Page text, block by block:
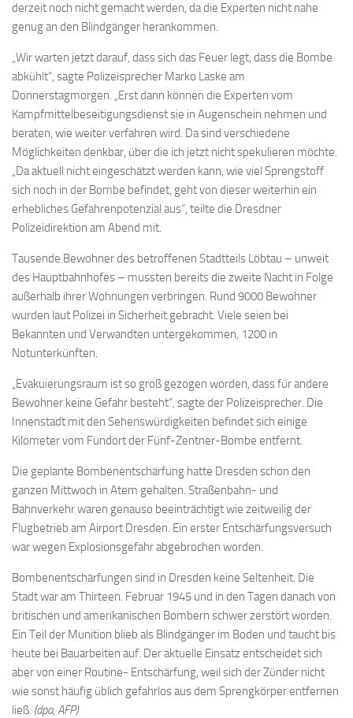
derzeit noch nicht gemacht werden, da die Experten nicht nahe
genug an den Blindgänger herankommen.
„Wir warten jetzt darauf, dass sich das Feuer legt, dass die Bombe
abkühlt“, sagte Polizeisprecher Marko Laske am
Donnerstagmorgen. „Erst dann können die Experten vom
Kampfmittelbeseitigungsdienst sie in Augenschein nehmen und
beraten, wie weiter verfahren wird. Da sind verschiedene
Möglichkeiten denkbar, über die ich jetzt nicht spekulieren möchte.
„Da aktuell nicht eingeschätzt werden kann, wie viel Sprengstoff
sich noch in der Bombe befindet, geht von dieser weiterhin ein
erhebliches Gefahrenpotenzial aus“, teilte die Dresdner
Polizeidirektion am Abend mit.
Tausende Bewohner des betroffenen Stadtteils Löbtau – unweit
des Hauptbahnhofes – mussten bereits die zweite Nacht in Folge
außerhalb ihrer Wohnungen verbringen. Rund 9000 Bewohner
wurden laut Polizei in Sicherheit gebracht. Viele seien bei
Bekannten und Verwandten untergekommen, 1200 in
Notunterkünften.
„Evakuierungsraum ist so groß gezogen worden, dass für andere
Bewohner keine Gefahr besteht“, sagte der Polizeisprecher. Die
Innenstadt mit den Sehenswürdigkeiten befindet sich einige
Kilometer vom Fundort der Fünf-Zentner-Bombe entfernt.
Die geplante Bombenentschärfung hatte Dresden schon den
ganzen Mittwoch in Atem gehalten. Straßenbahn- und
Bahnverkehr waren genauso beeinträchtigt wie zeitweilig der
Flugbetrieb am Airport Dresden. Ein erster Entschärfungsversuch
war wegen Explosionsgefahr abgebrochen worden.
Bombenentschärfungen sind in Dresden keine Seltenheit. Die
Stadt war am Thirteen. Februar 1945 und in den Tagen danach von
britischen und amerikanischen Bombern schwer zerstört worden.
Ein Teil der Munition blieb als Blindgänger im Boden und taucht bis
heute bei Bauarbeiten auf. Der aktuelle Einsatz entscheidet sich
aber von einer Routine- Entschärfung, weil sich der Zünder nicht
wie sonst häufig üblich gefahrlos aus dem Sprengkörper entfernen
ließ. (dpa, AFP)